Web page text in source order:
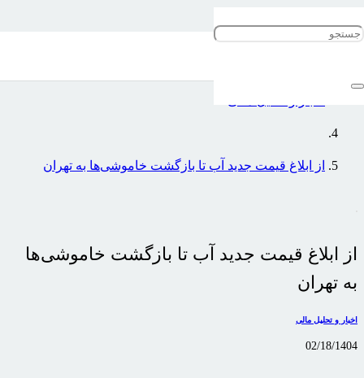
از ابلاغ قیمت جدید آب تا بازگشت خاموشی‌ها به تهران
از ابلاغ قیمت جدید آب تا بازگشت خاموشی‌ها
به تهران
اخبار و تحلیل مالی
02/18/1404